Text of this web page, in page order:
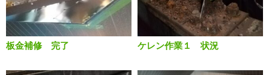
板金補修 完了 ケレン作業１ 状況